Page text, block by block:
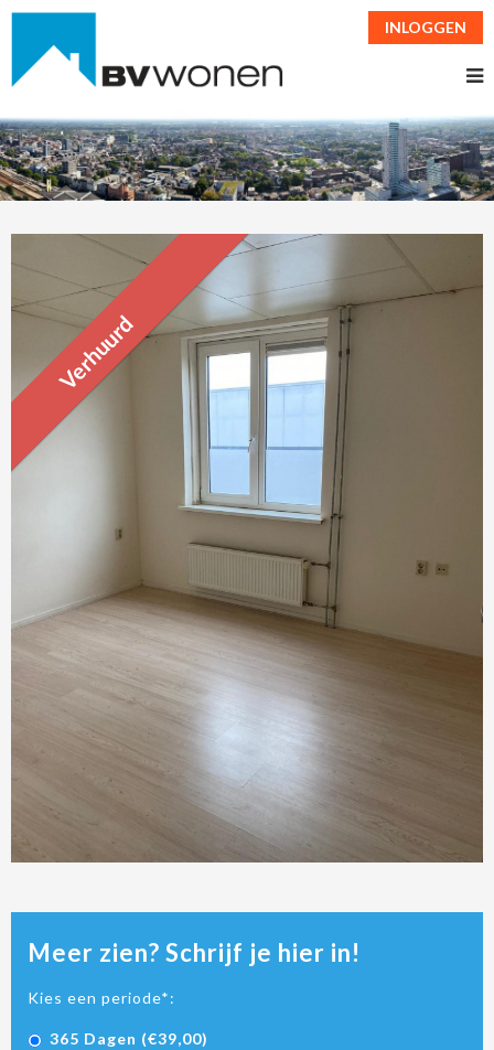
INLOGGEN
Verhuurd
Meer zien? Schrijf je hier in!
Kies een periode*:
365 Dagen (€39,00)